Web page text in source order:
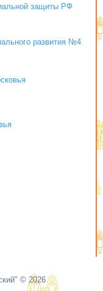
защиты РФ
развития №4
© 2026